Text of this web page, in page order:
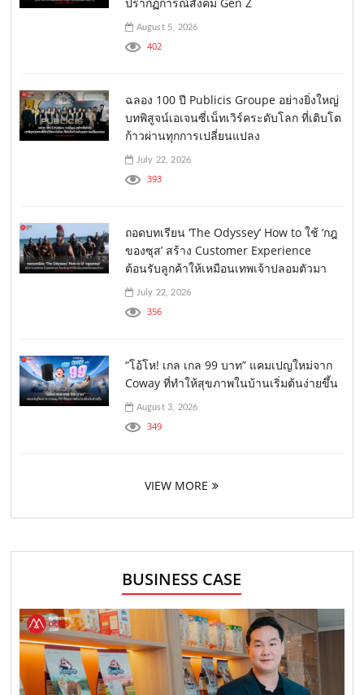
August 5, 2026
402
ฉลอง 100 ปี Publicis Groupe อย่างยิ่งใหญ่
บทพิสูจน์เอเจนซี่เน็ทเวิร์คระดับโลก ที่เติบโต
ก้าวผ่านทุกการเปลี่ยนแปลง
July 22, 2026
393
ถอดบทเรียน ‘The Odyssey’ How to ใช้ ‘กฎ
ของซุส’ สร้าง Customer Experience
ต้อนรับลูกค้าให้เหมือนเทพเจ้าปลอมตัวมา
July 22, 2026
356
“โอ้โห! เกล เกล 99 บาท” แคมเปญใหม่จาก
Coway ที่ทำให้สุขภาพในบ้านเริ่มต้นง่ายขึ้น
August 3, 2026
349
VIEW MORE
BUSINESS CASE